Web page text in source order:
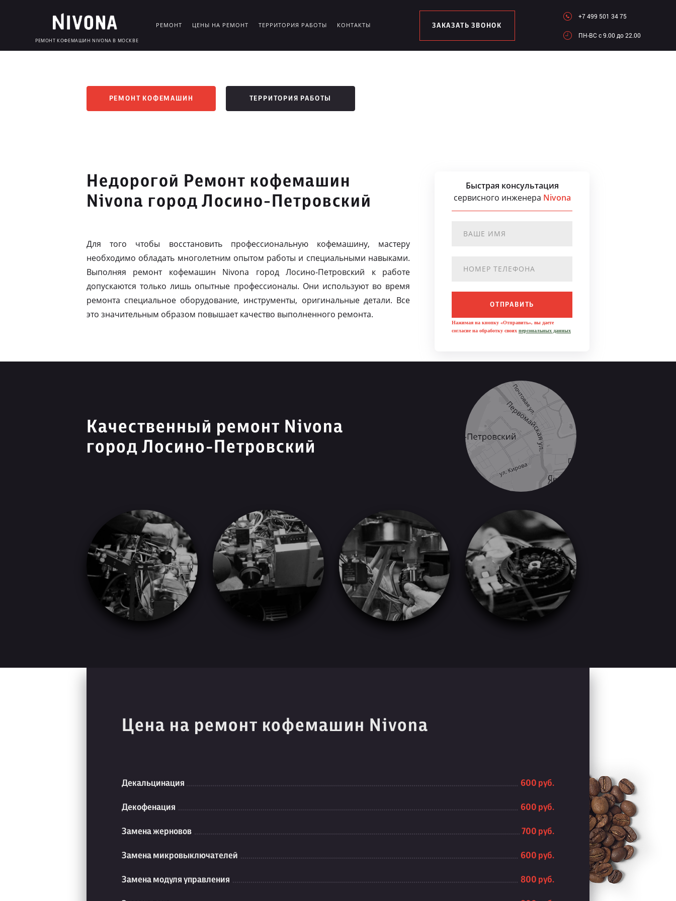
РЕМОНТ КОФЕМАШИН NIVONA В МОСКВЕ
РЕМОНТ ЦЕНЫ НА РЕМОНТ ТЕРРИТОРИЯ РАБОТЫ КОНТАКТЫ ЗАКАЗАТЬ ЗВОНОК
+7 499 501 34 75
ПН-ВC c 9.00 до 22.00
РЕМОНТ КОФЕМАШИН ТЕРРИТОРИЯ РАБОТЫ
Недорогой Ремонт кофемашин
Nivona город Лосино-Петровский
Для того чтобы восстановить профессиональную кофемашину, мастеру
необходимо обладать многолетним опытом работы и специальными навыками.
Выполняя ремонт кофемашин Nivona город Лосино-Петровский к работе
допускаются только лишь опытные профессионалы. Они используют во время
ремонта специальное оборудование, инструменты, оригинальные детали. Все
это значительным образом повышает качество выполненного ремонта.
Быстрая консультация
сервисного инженера Nivona
ОТПРАВИТЬ
Нажимая на кнопку «Отправить», вы даете
согласие на обработку своих персональных данных
Качественный ремонт Nivona
город Лосино-Петровский
Цена на ремонт кофемашин Nivona
Декальцинация 600 руб.
Декофенация 600 руб.
Замена жерновов 700 руб.
Замена микровыключателей 600 руб.
Замена модуля управления 800 руб.